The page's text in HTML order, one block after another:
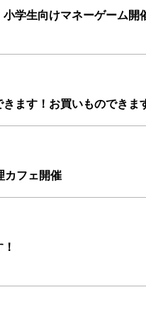
学生向けマネーゲーム開
ます！お買いものできま
フェ開催